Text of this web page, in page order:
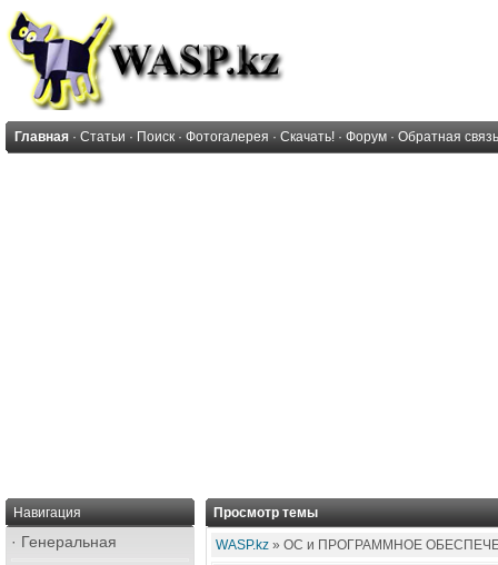
Главная · Статьи · Поиск · Фотогалерея · Скачать! · Форум · Обратная связь
Навигация
· Генеральная
Просмотр темы
WASP.kz » ОС и ПРОГРАММНОЕ